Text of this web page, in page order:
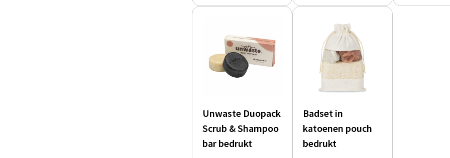
Unwaste Duopack
Scrub & Shampoo
bar bedrukt
Badset in
katoenen pouch
bedrukt